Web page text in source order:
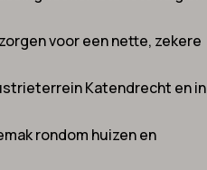
voor een nette, zekere
Katendrecht en in
rondom huizen en